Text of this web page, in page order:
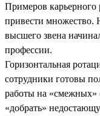
Примеров
привести множество.
высшего звена
профессии.
Горизонтальная
сотрудники готовы
работы на
«добрать»